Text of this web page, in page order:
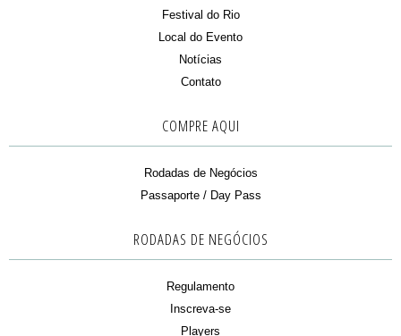
Festival do Rio
Local do Evento
Notícias
Contato
COMPRE AQUI
Rodadas de Negócios
Passaporte / Day Pass
RODADAS DE NEGÓCIOS
Regulamento
Inscreva-se
Players